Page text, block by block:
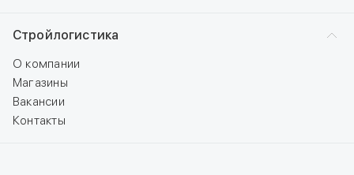
Стройлогистика
О компании
Магазины
Вакансии
Контакты